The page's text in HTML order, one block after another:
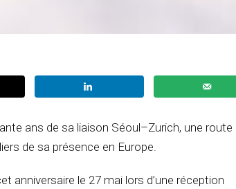
ans de sa liaison Séoul–Zurich, une route
de sa présence en Europe.
anniversaire le 27 mai lors d’une réception